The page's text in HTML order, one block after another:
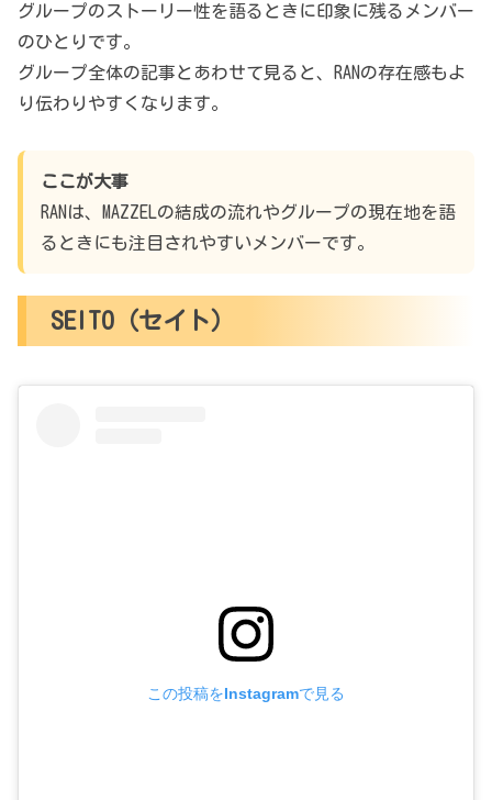
グループのストーリー性を語るときに印象に残るメンバー
のひとりです。
グループ全体の記事とあわせて見ると、RANの存在感もよ
り伝わりやすくなります。
ここが大事
RANは、MAZZELの結成の流れやグループの現在地を語
るときにも注目されやすいメンバーです。
SEITO（セイト）
この投稿をInstagramで見る